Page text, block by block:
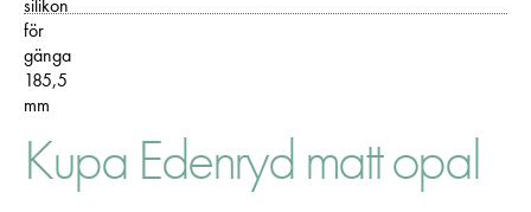
SÖK
Kupa Edenryd matt opal